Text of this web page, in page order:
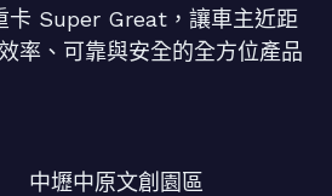
卡 Super Great，讓車主近距
率、可靠與安全的全方位產品
壢中原文創園區